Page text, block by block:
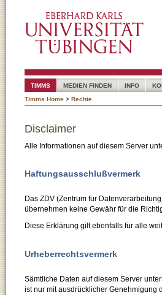
TIMMS MEDIEN FINDEN INFO
Timms Home > Rechte
Disclaimer
Alle Informationen auf diesem Server
Haftungsausschlußvermerk
Das ZDV (Zentrum für
übernehmen keine Gewähr für die
Diese Erklärung gilt ebenfalls für alle
Urheberrechtsvermerk
Sämtliche Daten auf diesem Server
ist nur mit ausdrücklicher Genehmigung